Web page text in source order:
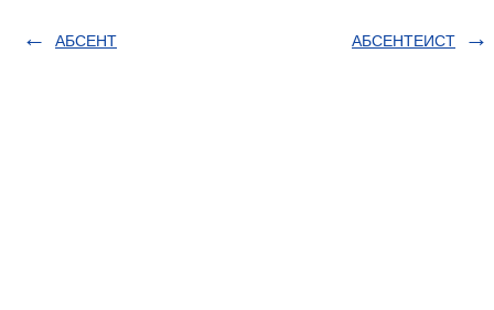
АБСЕНТ АБСЕНТЕИСТ